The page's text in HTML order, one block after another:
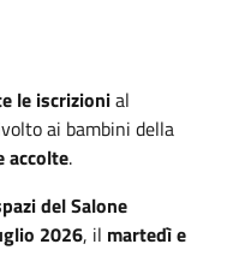
le iscrizionial
ai bambini della
accolte.
del Salone
2026, il martedì e